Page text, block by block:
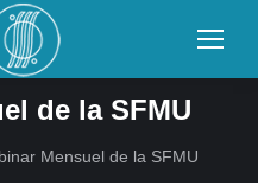
de la SFMU
Mensuel de la SFMU